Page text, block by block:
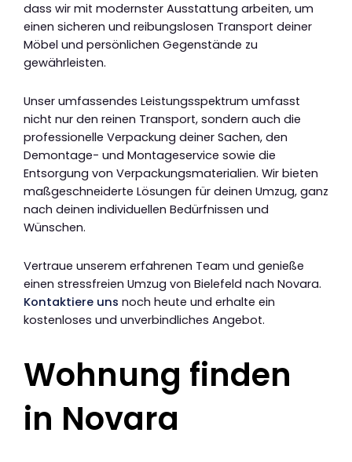
dass wir mit modernster Ausstattung arbeiten, um
einen sicheren und reibungslosen Transport deiner
Möbel und persönlichen Gegenstände zu
gewährleisten.
Unser umfassendes Leistungsspektrum umfasst
nicht nur den reinen Transport, sondern auch die
professionelle Verpackung deiner Sachen, den
Demontage- und Montageservice sowie die
Entsorgung von Verpackungsmaterialien. Wir bieten
maßgeschneiderte Lösungen für deinen Umzug, ganz
nach deinen individuellen Bedürfnissen und
Wünschen.
Vertraue unserem erfahrenen Team und genieße
einen stressfreien Umzug von Bielefeld nach Novara.
Kontaktiere uns noch heute und erhalte ein
kostenloses und unverbindliches Angebot.
Wohnung finden
in Novara